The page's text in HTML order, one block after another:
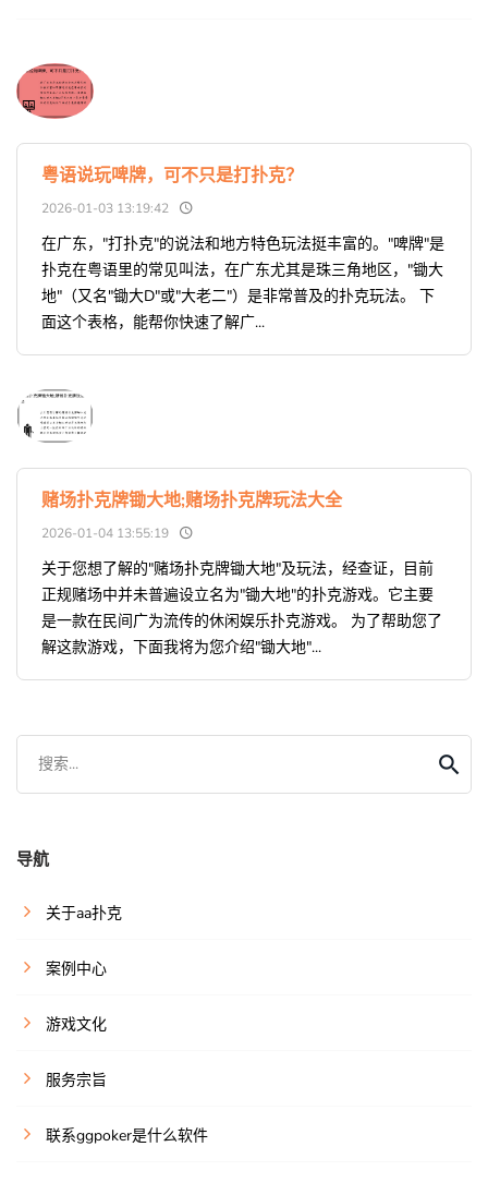
粤语说玩啤牌，可不只是打扑克？
2026-01-03 13:19:42
在广东，"打扑克"的说法和地方特色玩法挺丰富的。"啤牌"是
扑克在粤语里的常见叫法，在广东尤其是珠三角地区，"锄大
地"（又名"锄大D"或"大老二"）是非常普及的扑克玩法。 下
面这个表格，能帮你快速了解广...
赌场扑克牌锄大地;赌场扑克牌玩法大全
2026-01-04 13:55:19
关于您想了解的"赌场扑克牌锄大地"及玩法，经查证，目前
正规赌场中并未普遍设立名为"锄大地"的扑克游戏。它主要
是一款在民间广为流传的休闲娱乐扑克游戏。 为了帮助您了
解这款游戏，下面我将为您介绍"锄大地"...
搜索...
导航
关于aa扑克
案例中心
游戏文化
服务宗旨
联系ggpoker是什么软件